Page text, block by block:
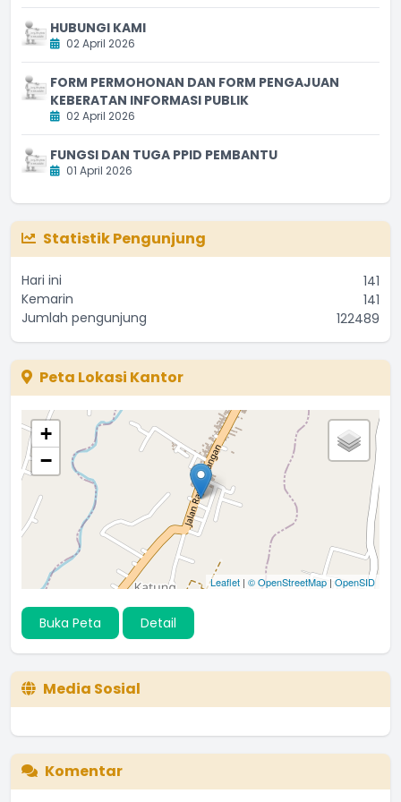
HUBUNGI KAMI
02 April 2026
FORM PERMOHONAN DAN FORM PENGAJUAN
KEBERATAN INFORMASI PUBLIK
02 April 2026
FUNGSI DAN TUGA PPID PEMBANTU
01 April 2026
Statistik Pengunjung
Hari ini
141
Kemarin
141
Jumlah pengunjung
122489
Peta Lokasi Kantor
+
−
Leaflet | © OpenStreetMap | OpenSID
Buka Peta Detail
Media Sosial
Komentar